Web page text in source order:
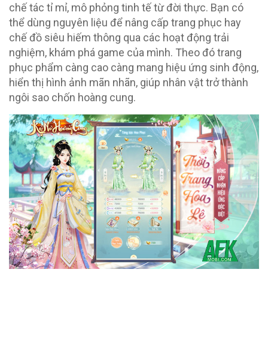
chế tác tỉ mỉ, mô phỏng tinh tế từ đời thực. Bạn có
thể dùng nguyên liệu để nâng cấp trang phục hay
chế đồ siêu hiếm thông qua các hoạt động trải
nghiệm, khám phá game của mình. Theo đó trang
phục phẩm càng cao càng mang hiệu ứng sinh động,
hiển thị hình ảnh mãn nhãn, giúp nhân vật trở thành
ngôi sao chốn hoàng cung.